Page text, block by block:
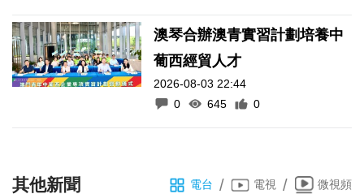
澳琴合辦澳青實習計劃培養中
葡西經貿人才
2026-08-03 22:44
0
645 0
其他新聞 電台 / 電視 / 微視頻